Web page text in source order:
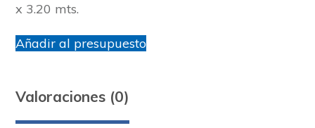
x 3.20 mts.
Añadir al presupuesto
Valoraciones (0)